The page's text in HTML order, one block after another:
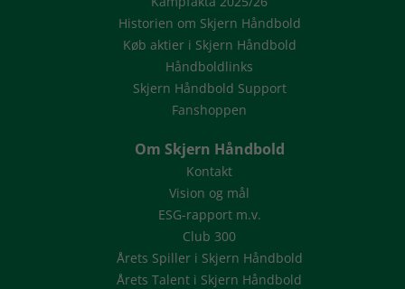
Historien om Skjern Håndbold
Køb aktier i Skjern Håndbold
Håndboldlinks
Skjern Håndbold Support
Fanshoppen
Om Skjern Håndbold
Kontakt
Vision og mål
ESG-rapport m.v.
Club 300
Årets Spiller i Skjern Håndbold
Årets Talent i Skjern Håndbold